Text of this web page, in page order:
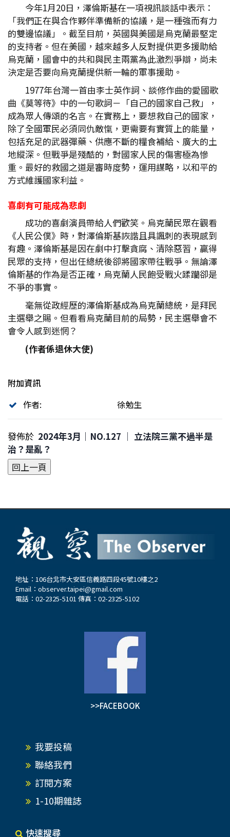
今年1月20日，澤倫斯基在一項視訊談話中表示：
「我們正在與合作夥伴準備新的協議，是一種強而有力
的雙邊協議」。截至目前，英國與美國是烏克蘭最堅定
的支持者。但在美國，越來越多人反對提供更多援助給
烏克蘭，國會中的共和與民主兩黨為此激烈爭辯，尚未
決定是否要向烏克蘭提供新一輪的軍事援助。
1977年台灣一首由李士英作詞、談修作曲的愛國歌
曲《莫等待》中的一句歌詞－「自己的國家自己救」，
成為眾人傳頌的名言。在實務上，要想救自己的國家，
除了全國軍民必須同仇敵愾，更需要有實質上的能量，
包括充足的武器彈藥、供應不斷的糧食補給、廣大的土
地縱深。但戰爭是殘酷的，對國家人民的傷害極為慘
重。最好的救國之道是審時度勢，運用謀略，以和平的
方式維護國家利益。
喜劇有可能成為悲劇
成功的喜劇演員帶給人們歡笑。烏克蘭民眾在觀看
《人民公僕》時，對澤倫斯基詼諧且具諷刺的表現感到
有趣。澤倫斯基是因在劇中打擊貪腐、清除惡習，贏得
民眾的支持，但出任總統後卻將國家帶往戰爭。無論澤
倫斯基的作為是否正確，烏克蘭人民飽受戰火蹂躪卻是
不爭的事實。
毫無從政經歷的澤倫斯基成為烏克蘭總統，是拜民
主選舉之賜。但看看烏克蘭目前的局勢，民主選舉會不
會令人感到迷惘？
(作者係退休大使)
附加資訊
作者:
徐勉生
發佈於 2024年3月｜NO.127 │ 立法院三黨不過半是
治？是亂？
地址：106台北市大安區信義路四段45號10樓之2
Email： observer.taipei@gmail.com
電話：02-2325-5101 傳真：02-2325-5102
>>FACEBOOK
我要投稿
聯絡我們
訂閱方案
1-10期雜誌
快速搜尋